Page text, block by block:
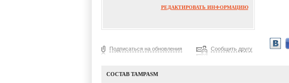
РЕДАКТИРОВАТЬ ИНФОРМАЦИЮ
Подписаться на обновления Сообщить другу
СОСТАВ TAMPASM